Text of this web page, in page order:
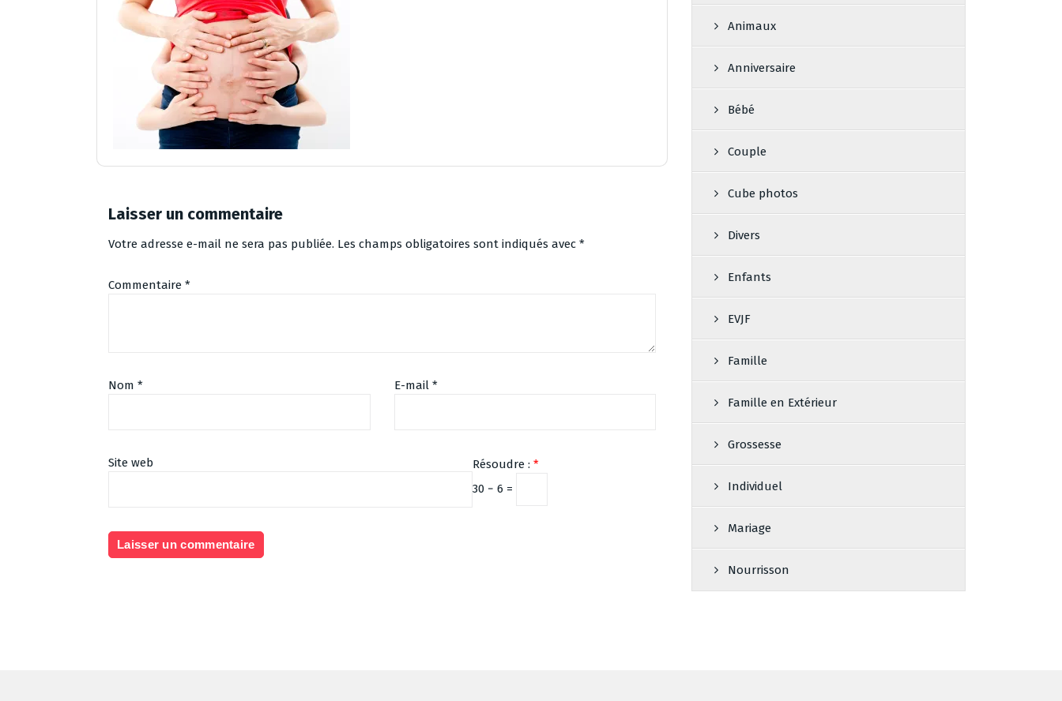
Laisser un commentaire
Votre adresse e-mail ne sera pas publiée. Les champs obligatoires sont indiqués avec *
Commentaire *
Nom * E-mail *
Site web Résoudre : *
30 − 6 =
Animaux
Anniversaire
Bébé
Couple
Cube photos
Divers
Enfants
EVJF
Famille
Famille en Extérieur
Grossesse
Individuel
Mariage
Nourrisson